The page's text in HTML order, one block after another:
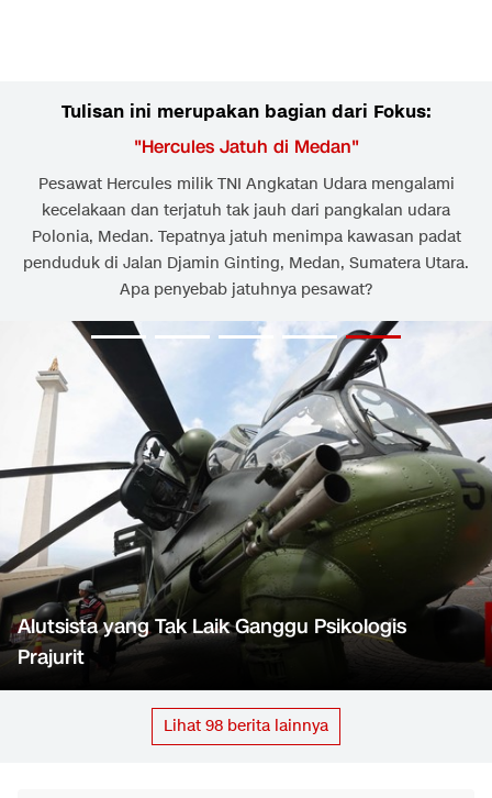
Tulisan ini merupakan bagian dari Fokus:
"Hercules Jatuh di Medan"
Pesawat Hercules milik TNI Angkatan Udara mengalami
kecelakaan dan terjatuh tak jauh dari pangkalan udara
Polonia, Medan. Tepatnya jatuh menimpa kawasan padat
penduduk di Jalan Djamin Ginting, Medan, Sumatera Utara.
Apa penyebab jatuhnya pesawat?
Alutsista yang Tak Laik Ganggu Psikologis
Prajurit
Lihat 98 berita lainnya